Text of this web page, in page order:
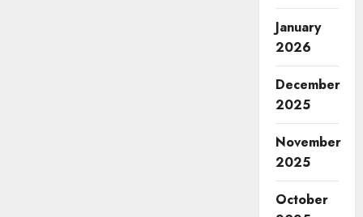
January
2026
December
2025
November
2025
October